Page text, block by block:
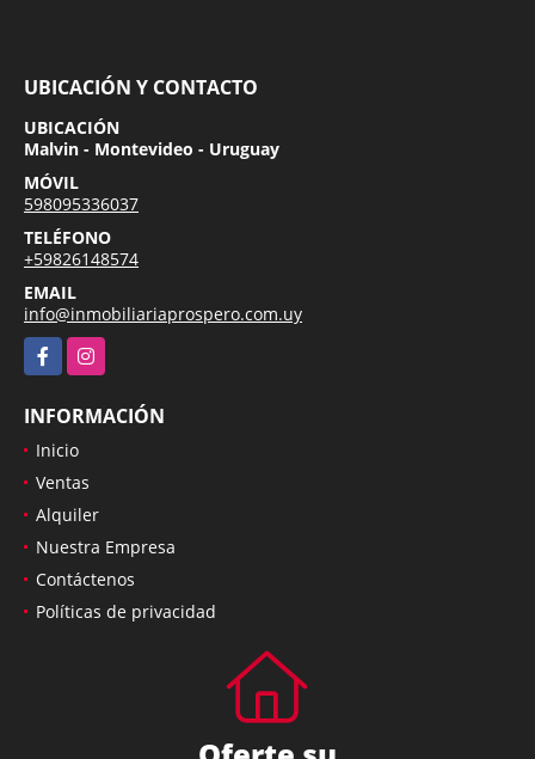
UBICACIÓN Y CONTACTO
UBICACIÓN
Malvin - Montevideo - Uruguay
MÓVIL
598095336037
TELÉFONO
+59826148574
EMAIL
info@inmobiliariaprospero.com.uy
FacebookInstagram
INFORMACIÓN
Inicio
Ventas
Alquiler
Nuestra Empresa
Contáctenos
Políticas de privacidad